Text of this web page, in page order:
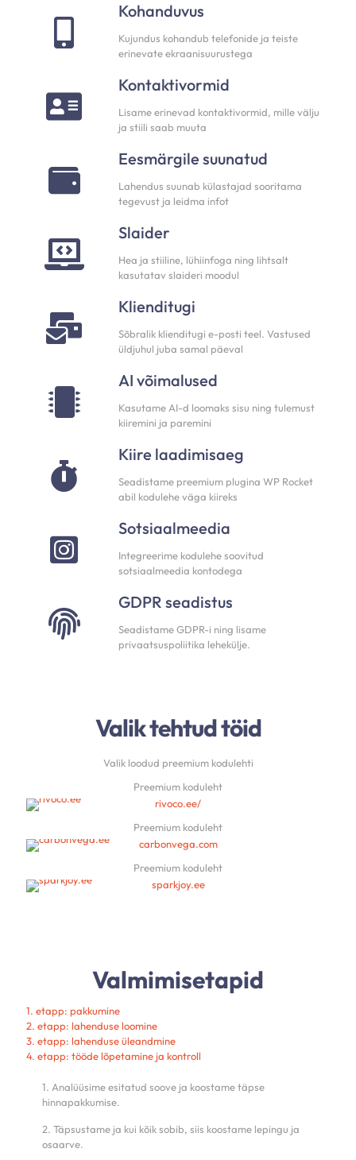
Kohanduvus
Kujundus kohandub telefonide ja teiste
erinevate ekraanisuurustega
Kontaktivormid
Lisame erinevad kontaktivormid, mille välju
ja stiili saab muuta
Eesmärgile suunatud
Lahendus suunab külastajad sooritama
tegevust ja leidma infot
Slaider
Hea ja stiiline, lühiinfoga ning lihtsalt
kasutatav slaideri moodul
Klienditugi
Sõbralik klienditugi e-posti teel. Vastused
üldjuhul juba samal päeval
AI võimalused
Kasutame AI-d loomaks sisu ning tulemust
kiiremini ja paremini
Kiire laadimisaeg
Seadistame preemium plugina WP Rocket
abil kodulehe väga kiireks
Sotsiaalmeedia
Integreerime kodulehe soovitud
sotsiaalmeedia kontodega
GDPR seadistus
Seadistame GDPR-i ning lisame
privaatsuspoliitika lehekülje.
Valik tehtud töid
Valik loodud preemium kodulehti
Preemium koduleht
rivoco.ee/
Preemium koduleht
carbonvega.com
Preemium koduleht
sparkjoy.ee
Valmimisetapid
1. etapp: pakkumine
2. etapp: lahenduse loomine
3. etapp: lahenduse üleandmine
4. etapp: tööde lõpetamine ja kontroll
1. Analüüsime esitatud soove ja koostame täpse
hinnapakkumise.
2. Täpsustame ja kui kõik sobib, siis koostame lepingu ja
osaarve.